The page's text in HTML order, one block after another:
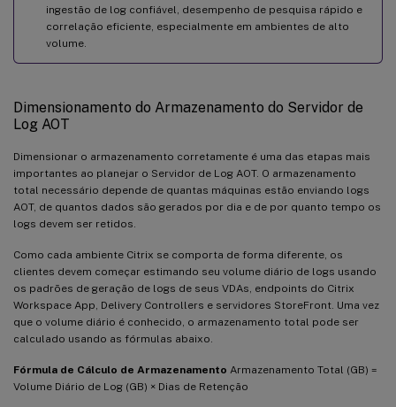
ingestão de log confiável, desempenho de pesquisa rápido e
correlação eficiente, especialmente em ambientes de alto
volume.
Dimensionamento do Armazenamento do Servidor de
Log AOT
Dimensionar o armazenamento corretamente é uma das etapas mais
importantes ao planejar o Servidor de Log AOT. O armazenamento
total necessário depende de quantas máquinas estão enviando logs
AOT, de quantos dados são gerados por dia e de por quanto tempo os
logs devem ser retidos.
Como cada ambiente Citrix se comporta de forma diferente, os
clientes devem começar estimando seu volume diário de logs usando
os padrões de geração de logs de seus VDAs, endpoints do Citrix
Workspace App, Delivery Controllers e servidores StoreFront. Uma vez
que o volume diário é conhecido, o armazenamento total pode ser
calculado usando as fórmulas abaixo.
Fórmula de Cálculo de Armazenamento Armazenamento Total (GB) =
Volume Diário de Log (GB) × Dias de Retenção